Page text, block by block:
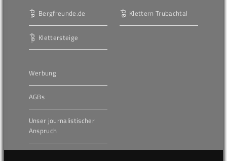
Bergfreunde.de
Klettersteige
Klettern Trubachtal
Werbung
AGBs
Unser journalistischer
Anspruch